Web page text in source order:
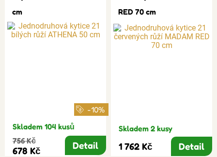
cm
-10%
Skladem 104 kusů
756 Kč
678 Kč Detail
RED 70 cm
Skladem 2 kusy
1 762 Kč Detail